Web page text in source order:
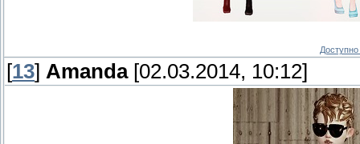
[13] Amanda[02.03.2014, 10:12]